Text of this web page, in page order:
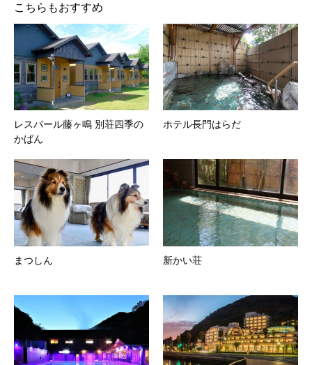
こちらもおすすめ
レスパール藤ヶ鳴 別荘四季の
かばん
ホテル長門はらだ
まつしん 新かい荘